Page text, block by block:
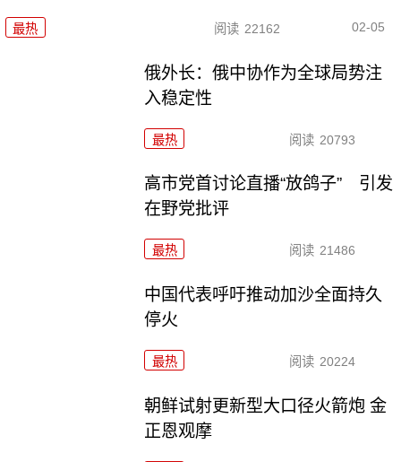
最热 阅读 22162 02-05
俄外长：俄中协作为全球局势注
入稳定性
最热 阅读 20793
高市党首讨论直播“放鸽子” 引发
在野党批评
最热 阅读 21486
中国代表呼吁推动加沙全面持久
停火
最热 阅读 20224
朝鲜试射更新型大口径火箭炮 金
正恩观摩